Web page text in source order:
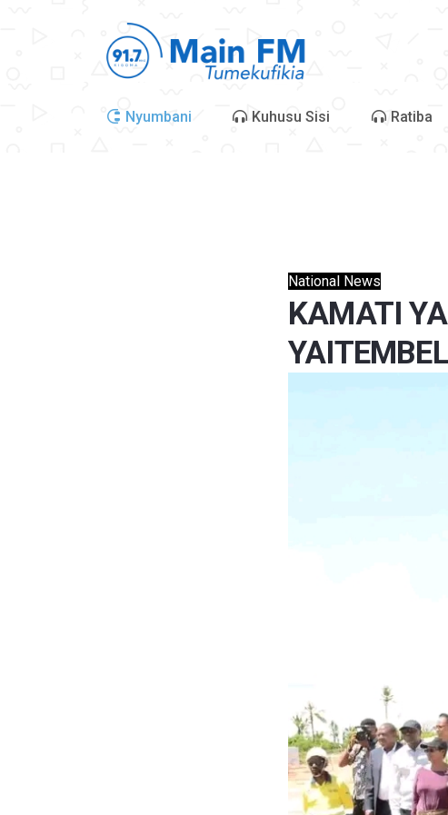
Nyumbani Kuhusu Sisi Ratiba
National News
KAMATI